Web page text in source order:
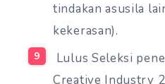
tindakan asusila
kekerasan).
Lulus Seleksi
Creative Industry